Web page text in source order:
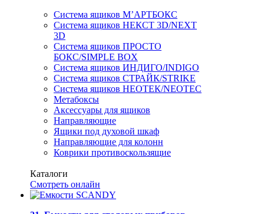
Система ящиков М’АРТБОКС
Система ящиков НЕКСТ 3D/NEXT
3D
Система ящиков ПРОСТО
БОКС/SIMPLE BOX
Система ящиков ИНДИГО/INDIGO
Система ящиков СТРАЙК/STRIKE
Система ящиков НЕОТЕК/NEOTEC
Метабоксы
Аксессуары для ящиков
Направляющие
Ящики под духовой шкаф
Направляющие для колонн
Коврики противоскользящие
Каталоги
Смотреть онлайн